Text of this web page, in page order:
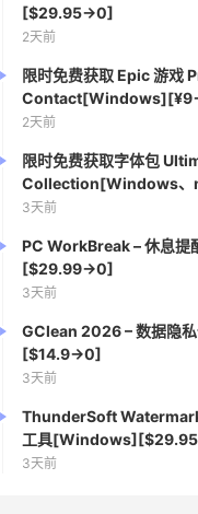
[$29.95→0]
2天前
限时免费获取 Epic 游戏
2天前
限时免费获取字体包
Collection[Windows
3天前
PC WorkBreak – 休息
[$29.99→0]
3天前
GClean 2026 – 数据隐
[$14.9→0]
3天前
ThunderSoft
工具
3天前